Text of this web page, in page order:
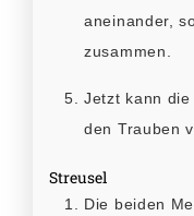
aneinander,
zusammen.
Jetzt kann
den Trauben
Streusel
Die beiden